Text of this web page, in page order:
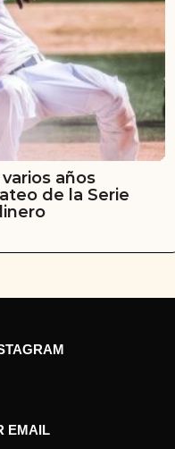
años
de la Serie
EMAIL